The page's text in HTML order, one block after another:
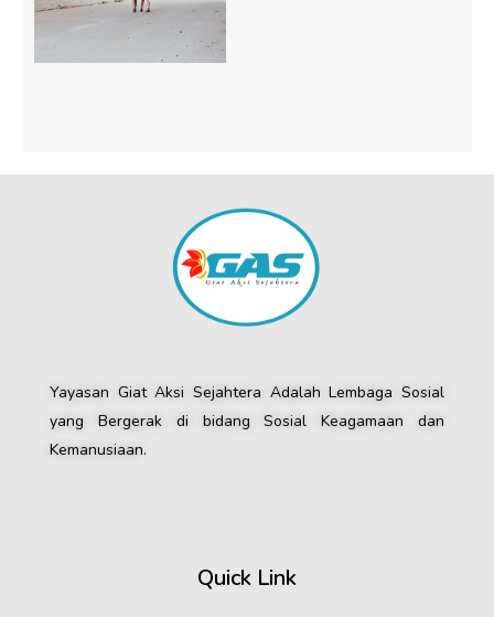
Yayasan Giat Aksi Sejahtera Adalah Lembaga Sosial
yang Bergerak di bidang Sosial Keagamaan dan
Kemanusiaan.
Quick Link